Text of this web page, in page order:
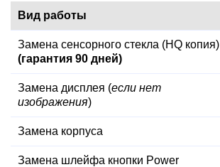
Вид работы
Замена сенсорного стекла (HQ копия)
(гарантия 90 дней)
Замена дисплея (если нет
изображения)
Замена корпуса
Замена шлейфа кнопки Power